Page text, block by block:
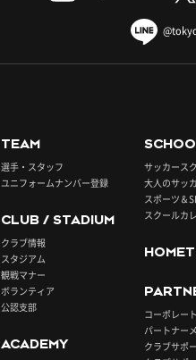
TEAM
選手・スタッフ
ユニフォームナンバー登録
CLUB / STADIUM
クラブ情報
スタジアム
観戦マナー
ボランティア
公認支部
ACADEMY
サッカース
大人のサッ
スポーツ＆
スクールカ
コーポレー
パートナー
クラブサポ